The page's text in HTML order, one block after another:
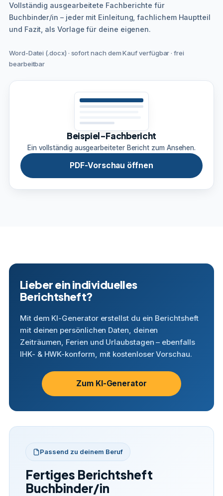
Vollständig ausgearbeitete Fachberichte für
Buchbinder/in – jeder mit Einleitung, fachlichem Hauptteil
und Fazit, als Vorlage für deine eigenen.
Word-Datei (.docx) · sofort nach dem Kauf verfügbar · frei
bearbeitbar
Beispiel-Fachbericht
Ein vollständig ausgearbeiteter Bericht zum Ansehen.
PDF-Vorschau öffnen
Lieber ein individuelles
Berichtsheft?
Mit dem KI-Generator erstellst du ein Berichtsheft
mit deinen persönlichen Daten, deinen
Zeiträumen, Ferien und Urlaubstagen – ebenfalls
IHK- & HWK-konform, mit kostenloser Vorschau.
Zum KI-Generator
Passend zu deinem Beruf
Fertiges Berichtsheft
Buchbinder/in